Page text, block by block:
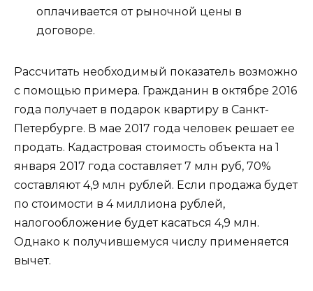
оплачивается от рыночной цены в
договоре.
Рассчитать необходимый показатель возможно
с помощью примера. Гражданин в октябре 2016
года получает в подарок квартиру в Санкт-
Петербурге. В мае 2017 года человек решает ее
продать. Кадастровая стоимость объекта на 1
января 2017 года составляет 7 млн руб, 70%
составляют 4,9 млн рублей. Если продажа будет
по стоимости в 4 миллиона рублей,
налогообложение будет касаться 4,9 млн.
Однако к получившемуся числу применяется
вычет.